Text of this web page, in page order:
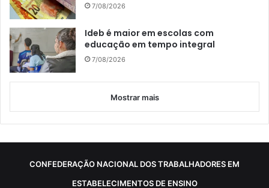
7/08/2026
Ideb é maior em escolas com
educação em tempo integral
7/08/2026
Mostrar mais
CONFEDERAÇÃO NACIONAL DOS TRABALHADORES EM
ESTABELECIMENTOS DE ENSINO